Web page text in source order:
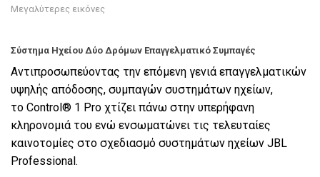
Μεγαλύτερες εικόνες
Σύστημα Ηχείου Δύο Δρόμων Επαγγελματικό Συμπαγές
Αντιπροσωπεύοντας την επόμενη γενιά επαγγελματικών
υψηλής απόδοσης, συμπαγών συστημάτων ηχείων,
το Control® 1 Pro χτίζει πάνω στην υπερήφανη
κληρονομιά του ενώ ενσωματώνει τις τελευταίες
καινοτομίες στο σχεδιασμό συστημάτων ηχείων JBL
Professional.